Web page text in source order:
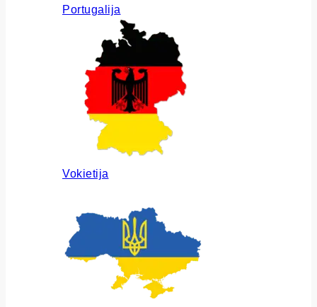
Portugalija
Vokietija